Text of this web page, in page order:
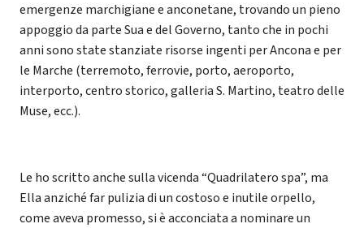
emergenze marchigiane e anconetane, trovando un pieno
appoggio da parte Sua e del Governo, tanto che in pochi
anni sono state stanziate risorse ingenti per Ancona e per
le Marche (terremoto, ferrovie, porto, aeroporto,
interporto, centro storico, galleria S. Martino, teatro delle
Muse, ecc.).
Le ho scritto anche sulla vicenda “Quadrilatero spa”, ma
Ella anziché far pulizia di un costoso e inutile orpello,
come aveva promesso, si è acconciata a nominare un